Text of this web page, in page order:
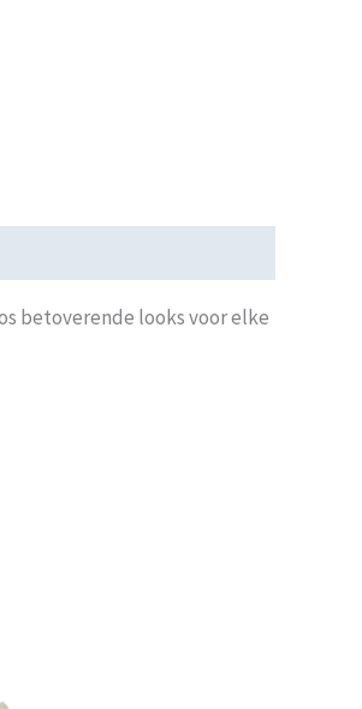
betoverende looks voor elke